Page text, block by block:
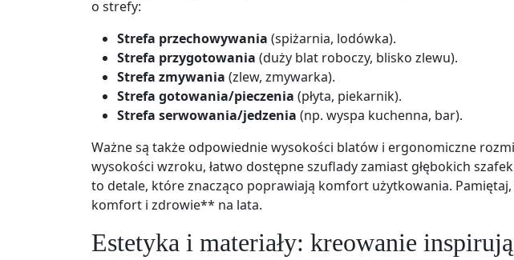
o strefy:
Strefa przechowywania (spiżarnia, lodówka).
Strefa przygotowania (duży blat roboczy, blisko zlewu).
Strefa zmywania (zlew, zmywarka).
Strefa gotowania/pieczenia (płyta, piekarnik).
Strefa serwowania/jedzenia (np. wyspa kuchenna, bar).
Ważne są także odpowiednie wysokości blatów i ergonomiczne
wysokości wzroku, łatwo dostępne szuflady zamiast głębokich
to detale, które znacząco poprawiają komfort użytkowania.
komfort i zdrowie** na lata.
Estetyka i materiały: kreowanie